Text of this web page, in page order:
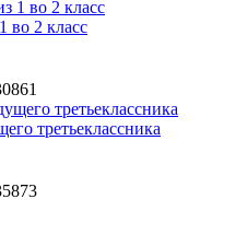
во 2 класс
третьеклассника